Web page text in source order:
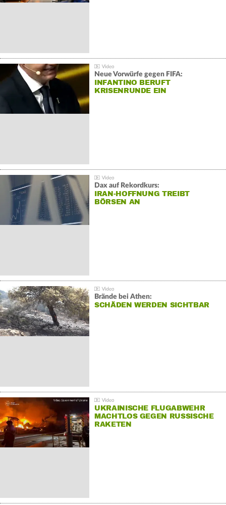
Neue Vorwürfe gegen FIFA:
INFANTINO BERUFT
KRISENRUNDE EIN
Dax auf Rekordkurs:
IRAN-HOFFNUNG TREIBT
BÖRSEN AN
Brände bei Athen:
SCHÄDEN WERDEN SICHTBAR
UKRAINISCHE FLUGABWEHR
MACHTLOS GEGEN RUSSISCHE
RAKETEN